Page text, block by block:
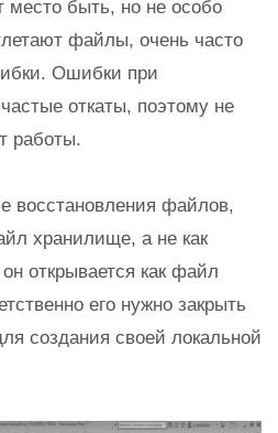
место быть, но не особо
файлы, очень часто
Ошибки при
откаты, поэтому не
работы.
восстановления файлов,
хранилище, а не как
открывается как файл
его нужно закрыть
создания своей локальной